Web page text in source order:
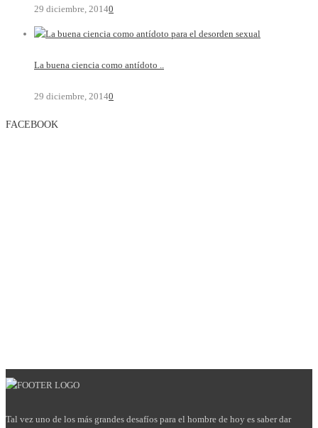
29 diciembre, 20140
La buena ciencia como antídoto ..
29 diciembre, 20140
FACEBOOK
Tal vez uno de los más grandes desafíos para el hombre de hoy es saber dar